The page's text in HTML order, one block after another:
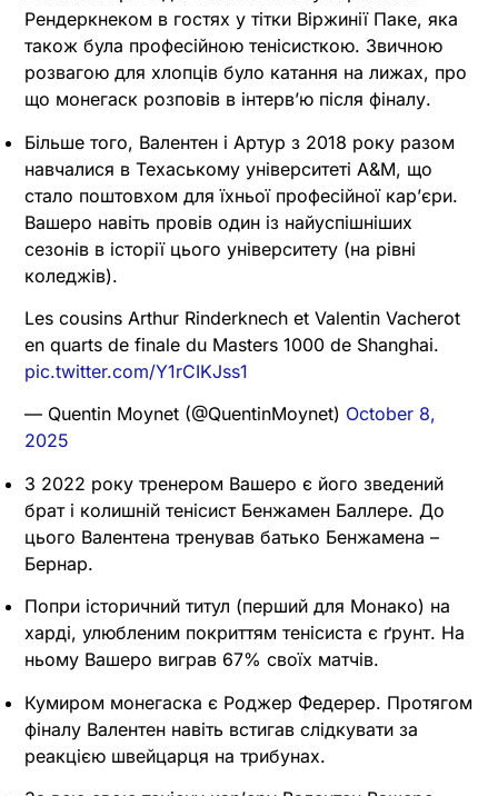
Рендеркнеком в гостях у тітки Віржинії Паке, яка
також була професійною тенісисткою. Звичною
розвагою для хлопців було катання на лижах, про
що монегаск розповів в інтервʼю після фіналу.
Більше того, Валентен і Артур з 2018 року разом
навчалися в Техаському університеті A&M, що
стало поштовхом для їхньої професійної карʼєри.
Вашеро навіть провів один із найуспішніших
сезонів в історії цього університету (на рівні
коледжів).
Les cousins Arthur Rinderknech et Valentin Vacherot
en quarts de finale du Masters 1000 de Shanghai.
pic.twitter.com/Y1rCIKJss1
— Quentin Moynet (@QuentinMoynet) October 8,
2025
З 2022 року тренером Вашеро є його зведений
брат і колишній тенісист Бенжамен Баллере. До
цього Валентена тренував батько Бенжамена –
Бернар.
Попри історичний титул (перший для Монако) на
харді, улюбленим покриттям тенісиста є ґрунт. На
ньому Вашеро виграв 67% своїх матчів.
Кумиром монегаска є Роджер Федерер. Протягом
фіналу Валентен навіть встигав слідкувати за
реакцією швейцарця на трибунах.